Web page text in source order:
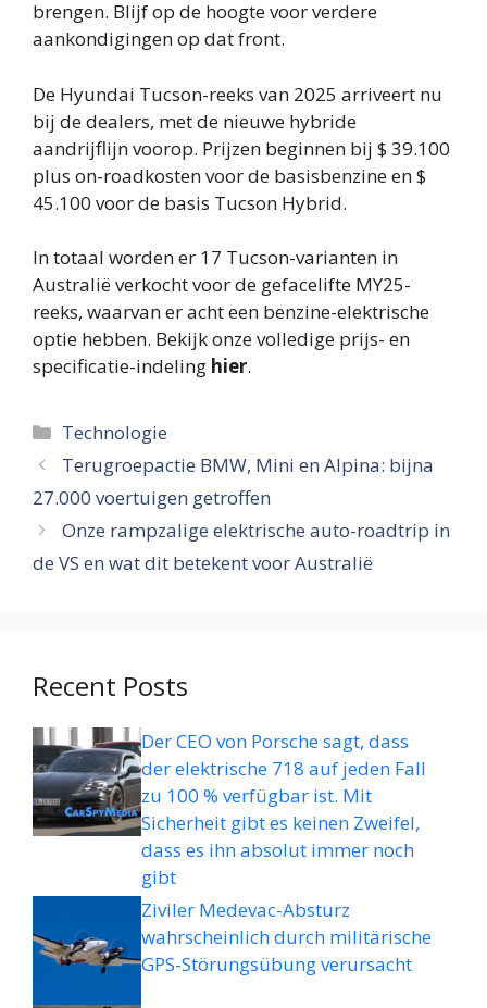
brengen. Blijf op de hoogte voor verdere
aankondigingen op dat front.
De Hyundai Tucson-reeks van 2025 arriveert nu
bij de dealers, met de nieuwe hybride
aandrijflijn voorop. Prijzen beginnen bij $ 39.100
plus on-roadkosten voor de basisbenzine en $
45.100 voor de basis Tucson Hybrid.
In totaal worden er 17 Tucson-varianten in
Australië verkocht voor de gefacelifte MY25-
reeks, waarvan er acht een benzine-elektrische
optie hebben. Bekijk onze volledige prijs- en
specificatie-indeling hier.
Categorieën
Technologie
Terugroepactie BMW, Mini en Alpina: bijna
27.000 voertuigen getroffen
Onze rampzalige elektrische auto-roadtrip in
de VS en wat dit betekent voor Australië
Recent Posts
Der CEO von Porsche sagt, dass
der elektrische 718 auf jeden Fall
zu 100 % verfügbar ist. Mit
Sicherheit gibt es keinen Zweifel,
dass es ihn absolut immer noch
gibt
Ziviler Medevac-Absturz
wahrscheinlich durch militärische
GPS-Störungsübung verursacht